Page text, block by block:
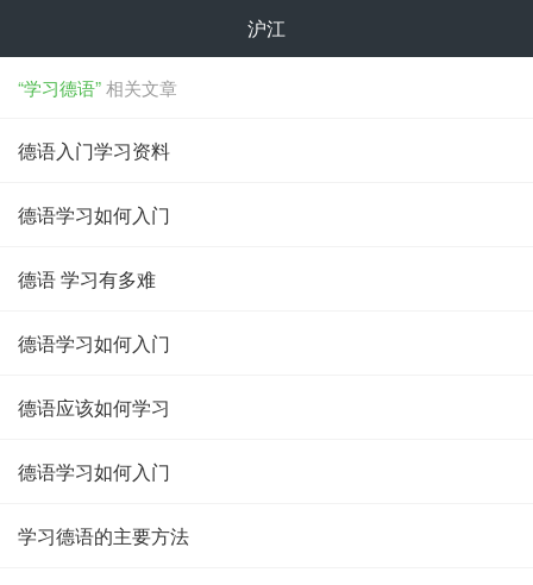
沪江
“学习德语”相关文章
德语入门学习资料
德语学习如何入门
德语 学习有多难
德语学习如何入门
德语应该如何学习
德语学习如何入门
学习德语的主要方法